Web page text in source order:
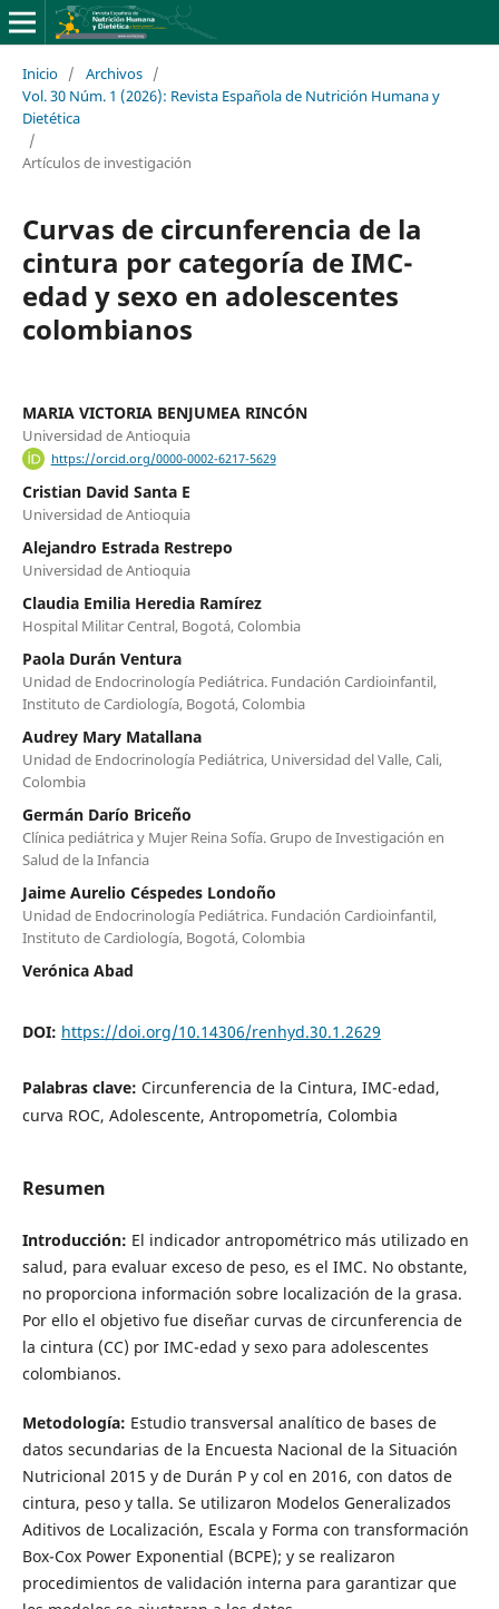
Inicio / Archivos /
Vol. 30 Núm. 1 (2026): Revista Española de Nutrición Humana y
Dietética
/
Artículos de investigación
Curvas de circunferencia de la
cintura por categoría de IMC-
edad y sexo en adolescentes
colombianos
MARIA VICTORIA BENJUMEA RINCÓN
Universidad de Antioquia
https://orcid.org/0000-0002-6217-5629
Cristian David Santa E
Universidad de Antioquia
Alejandro Estrada Restrepo
Universidad de Antioquia
Claudia Emilia Heredia Ramírez
Hospital Militar Central, Bogotá, Colombia
Paola Durán Ventura
Unidad de Endocrinología Pediátrica. Fundación Cardioinfantil,
Instituto de Cardiología, Bogotá, Colombia
Audrey Mary Matallana
Unidad de Endocrinología Pediátrica, Universidad del Valle, Cali,
Colombia
Germán Darío Briceño
Clínica pediátrica y Mujer Reina Sofía. Grupo de Investigación en
Salud de la Infancia
Jaime Aurelio Céspedes Londoño
Unidad de Endocrinología Pediátrica. Fundación Cardioinfantil,
Instituto de Cardiología, Bogotá, Colombia
Verónica Abad
DOI: https://doi.org/10.14306/renhyd.30.1.2629
Palabras clave: Circunferencia de la Cintura, IMC-edad,
curva ROC, Adolescente, Antropometría, Colombia
Resumen
Introducción: El indicador antropométrico más utilizado en
salud, para evaluar exceso de peso, es el IMC. No obstante,
no proporciona información sobre localización de la grasa.
Por ello el objetivo fue diseñar curvas de circunferencia de
la cintura (CC) por IMC-edad y sexo para adolescentes
colombianos.
Metodología: Estudio transversal analítico de bases de
datos secundarias de la Encuesta Nacional de la Situación
Nutricional 2015 y de Durán P y col en 2016, con datos de
cintura, peso y talla. Se utilizaron Modelos Generalizados
Aditivos de Localización, Escala y Forma con transformación
Box-Cox Power Exponential (BCPE); y se realizaron
procedimientos de validación interna para garantizar que